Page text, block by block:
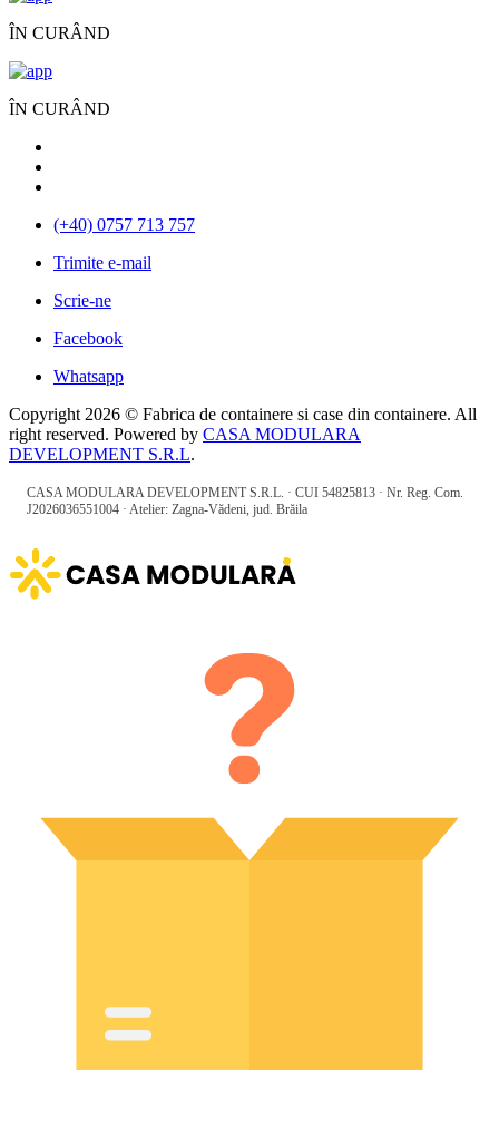
ÎN CURÂND
ÎN CURÂND
(+40) 0757 713 757
Trimite e-mail
Scrie-ne
Facebook
Whatsapp
Copyright 2026 © Fabrica de containere si case din containere. All
right reserved. Powered by CASA MODULARA
DEVELOPMENT S.R.L.
CASA MODULARA DEVELOPMENT S.R.L. · CUI 54825813 · Nr. Reg. Com.
J2026036551004 · Atelier: Zagna-Vădeni, jud. Brăila